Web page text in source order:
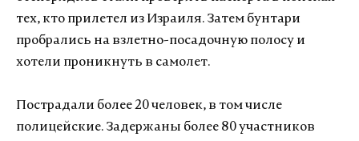
тех, кто прилетел из Израиля. Затем бунтари
пробрались на взлетно-посадочную полосу и
хотели проникнуть в самолет.
Пострадали более 20 человек, в том числе
полицейские. Задержаны более 80 участников